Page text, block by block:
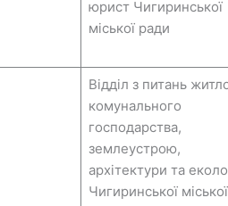
юрист Чигиринської
міської ради
Відділ з питань
комунального
господарства,
землеустрою,
архітектури та
Чигиринської міської